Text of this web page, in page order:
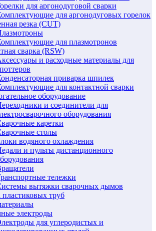
для аргонодуговой сварки
для аргонодуговых горелок
резка (CUT)
для плазмотронов
сварка (RSW)
и расходные материалы для
приварка шпилек
для контактной сварки
оборудование
и соединители для
оборудования
каретки
столы
водяного охлаждения
и пульты дистанционного
тележки
вытяжки сварочных дымов
пластиковых труб
электроды
для углеродистых и